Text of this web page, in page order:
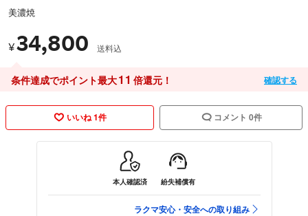
美濃焼
¥34,800 送料込
条件達成でポイント最大11 倍還元！ 確認する
いいね 1件 コメント 0件
本人確認済 紛失補償有
ラクマ安心・安全への取り組み